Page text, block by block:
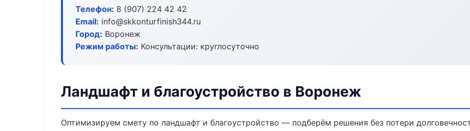
Телефон: 8 (907) 224 42 42
Email: info@skkonturfinish344.ru
Город: Воронеж
Режим работы: Консультации: круглосуточно
Ландшафт и благоустройство в Воронеж
Оптимизируем смету по ландшафт и благоустройство — подберём решения без потери